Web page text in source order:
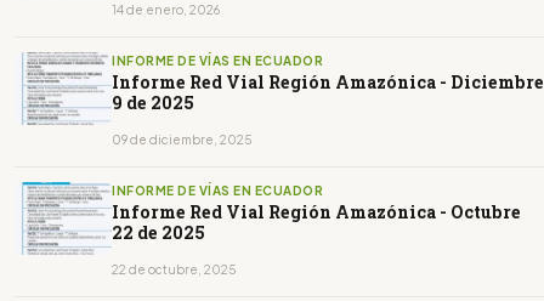
14 de enero, 2026
INFORME DE VÍAS EN ECUADOR
Informe Red Vial Región Amazónica - Diciembre
9 de 2025
09 de diciembre, 2025
INFORME DE VÍAS EN ECUADOR
Informe Red Vial Región Amazónica - Octubre
22 de 2025
22 de octubre, 2025